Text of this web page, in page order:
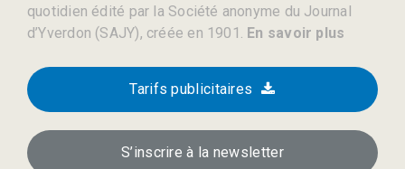
quotidien édité par la Société anonyme du Journal
d’Yverdon (SAJY), créée en 1901. En savoir plus
Tarifs publicitaires
S’inscrire à la newsletter